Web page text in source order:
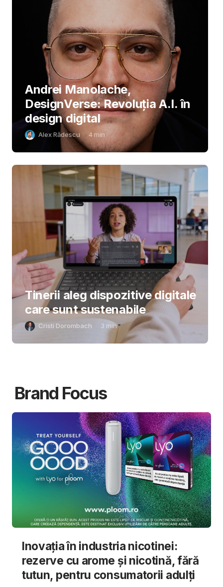
Andrei Manolache,
DesignVerse: Revoluția A.I. în
design digital
Alex Rădescu 4 min
Tinerii aleg dispozitive digitale
care sunt sustenabile
Cristi Dorombach 3 min
Brand Focus
Inovația în industria nicotinei:
rezerve cu arome și nicotină, fără
tutun, pentru consumatorii adulți